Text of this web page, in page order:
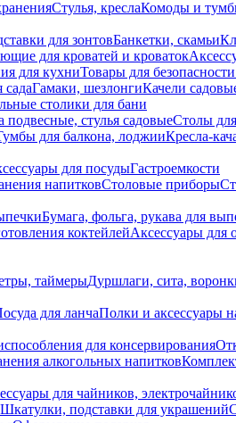
Стулья, креслаКомоды и
для зонтовБанкетки, скамьи
для кроватей и кроваток
для кухниТовары для
Гамаки, шезлонгиКачели
столики для бани
подвесные, стулья садовыеСтолы
для балкона, лоджииКресла-
для посудыГастроемкости
напитковСтоловые приборы
Бумага, фольга, рукава для
коктейлейАксессуары для
таймерыДуршлаги, сита,
для ланчаПолки и аксессуары
для консервирования
алкогольных напитков
для чайников,
Шкатулки, подставки для украшений